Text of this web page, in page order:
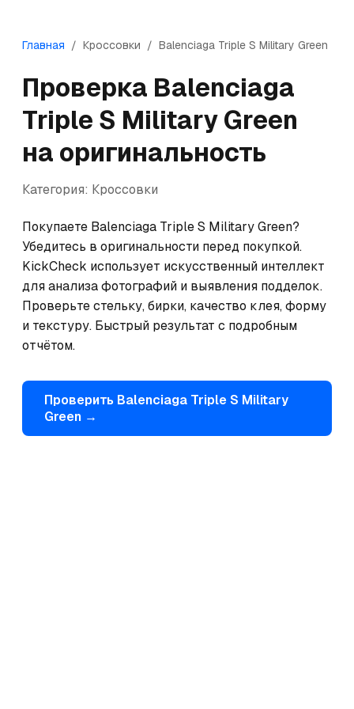
Главная / Кроссовки / Balenciaga Triple S Military Green
Проверка Balenciaga
Triple S Military Green
на оригинальность
Категория: Кроссовки
Покупаете Balenciaga Triple S Military Green?
Убедитесь в оригинальности перед покупкой.
KickCheck использует искусственный интеллект
для анализа фотографий и выявления подделок.
Проверьте стельку, бирки, качество клея, форму
и текстуру. Быстрый результат с подробным
отчётом.
Проверить Balenciaga Triple S Military
Green →